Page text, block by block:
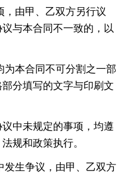
，由甲、乙双方另行议
与本合同不一致的，以
为本合同不可分割之一部
分填写的文字与印刷文
中未规定的事项，均遵
规和政策执行。
发生争议，由甲、乙双方